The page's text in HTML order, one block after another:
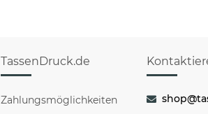
TassenDruck.de
Zahlungsmöglichkeiten